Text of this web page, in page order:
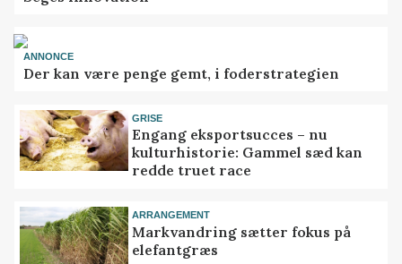
ANNONCE
Der kan være penge gemt, i foderstrategien
GRISE
Engang eksportsucces – nu
kulturhistorie: Gammel sæd kan
redde truet race
ARRANGEMENT
Markvandring sætter fokus på
elefantgræs